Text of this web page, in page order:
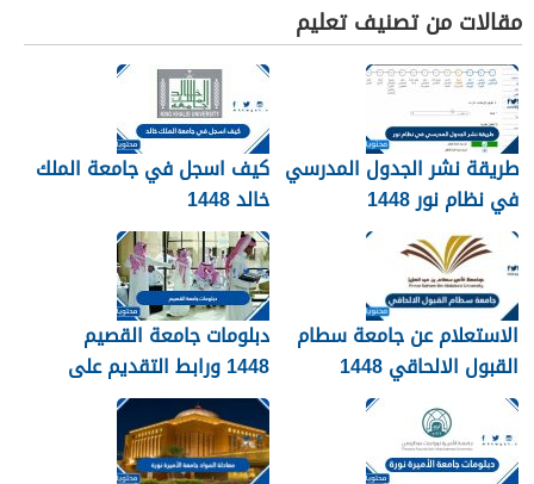
مقالات من تصنيف تعليم
طريقة نشر الجدول المدرسي
في نظام نور 1448
كيف اسجل في جامعة الملك
خالد 1448
الاستعلام عن جامعة سطام
القبول الالحاقي 1448
دبلومات جامعة القصيم
1448 ورابط التقديم على
دبلومات جامعة القصيم
qudcss.com